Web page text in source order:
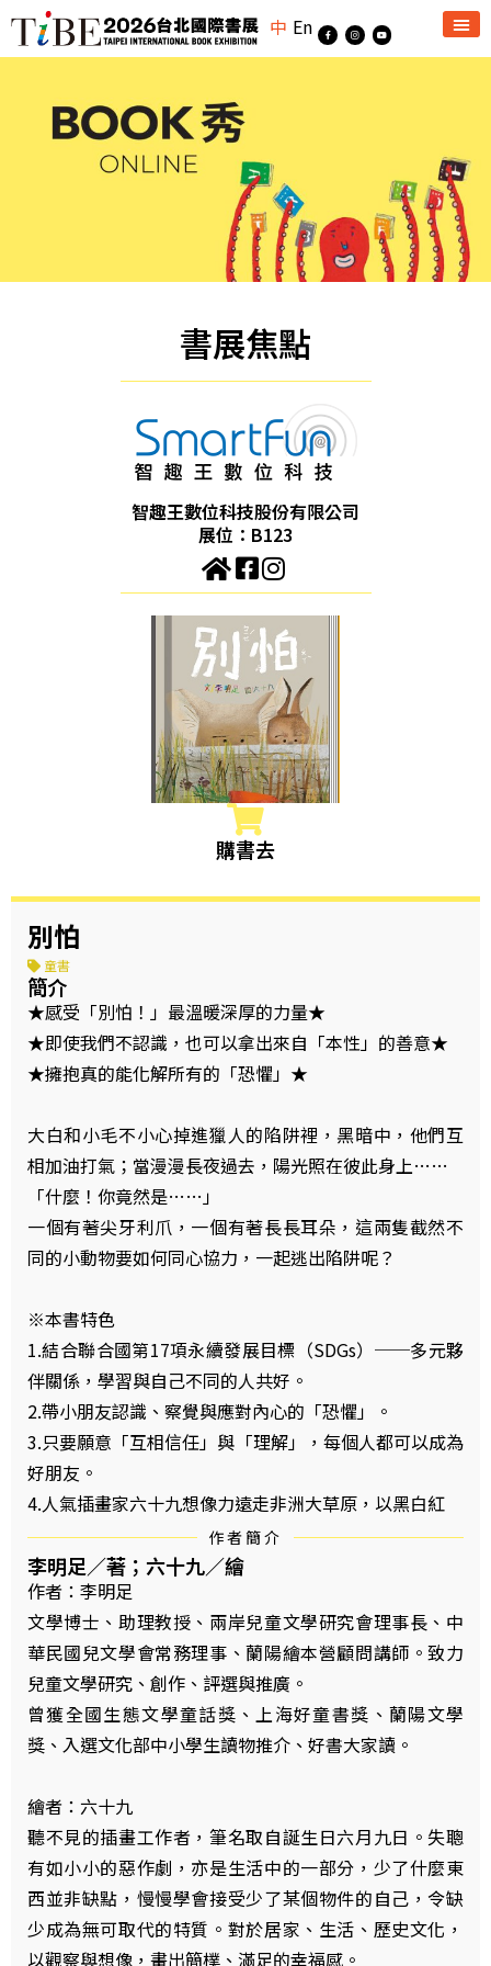
中 En
書展焦點
智趣王數位科技股份有限公司
展位：B123
購書去
別怕
童書
簡介
★感受「別怕！」最溫暖深厚的力量★
★即使我們不認識，也可以拿出來自「本性」的善意★
★擁抱真的能化解所有的「恐懼」★
大白和小毛不小心掉進獵人的陷阱裡，黑暗中，他們互
相加油打氣；當漫漫長夜過去，陽光照在彼此身上……
「什麼！你竟然是……」
一個有著尖牙利爪，一個有著長長耳朵，這兩隻截然不
同的小動物要如何同心協力，一起逃出陷阱呢？
※本書特色
1.結合聯合國第17項永續發展目標（SDGs）──多元夥
伴關係，學習與自己不同的人共好。
2.帶小朋友認識、察覺與應對內心的「恐懼」。
3.只要願意「互相信任」與「理解」，每個人都可以成為
好朋友。
4.人氣插畫家六十九想像力遠走非洲大草原，以黑白紅
作者簡介
李明足／著；六十九／繪
作者：李明足
文學博士、助理教授、兩岸兒童文學研究會理事長、中
華民國兒文學會常務理事、蘭陽繪本營顧問講師。致力
兒童文學研究、創作、評選與推廣。
曾獲全國生態文學童話獎、上海好童書獎、蘭陽文學
獎、入選文化部中小學生讀物推介、好書大家讀。
繪者：六十九
聽不見的插畫工作者，筆名取自誕生日六月九日。失聰
有如小小的惡作劇，亦是生活中的一部分，少了什麼東
西並非缺點，慢慢學會接受少了某個物件的自己，令缺
少成為無可取代的特質。對於居家、生活、歷史文化，
以觀察與想像，畫出簡樸、滿足的幸福感。